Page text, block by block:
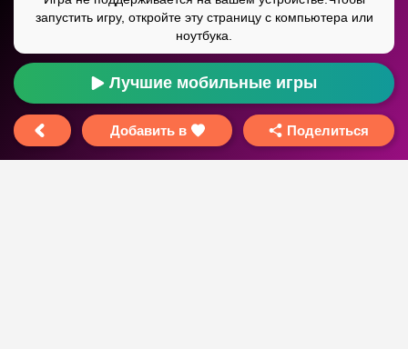
Лучшие мобильные игры
Добавить в Поделиться